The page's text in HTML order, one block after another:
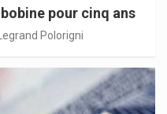
pour cinq ans
Polorigni